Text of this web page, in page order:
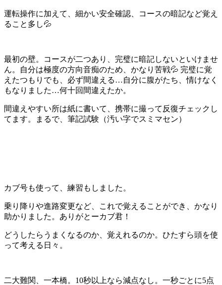
運転操作に加えて、細かい安全確認、コースの暗記など覚え
ること多し💦
最初の壁。コースが二つあり、完璧に暗記しないといけませ
ん。自分は極度の方向音痴のため、かなり苦戦💦 完璧に覚
えたつもりでも、必ず間違える…自分に腹がたち、情けなく
もなりました…何十回間違えたか。
間違えやすい所は紙に書いて、携帯に撮って反復チェックし
てます。まるで、筆記試験（汚い字でスミマセン）
カブ号も使って、練習もしました。
乗り降りや進路変更など、これで覚えることができ、かなり
助かりました。ありがとーカブ君！
どうしたらうまくなるのか、覚えれるのか。ひたすら頭を使
って考える日々。
二大難関、一本橋。10秒以上なら減点なし。一秒ごとに5点